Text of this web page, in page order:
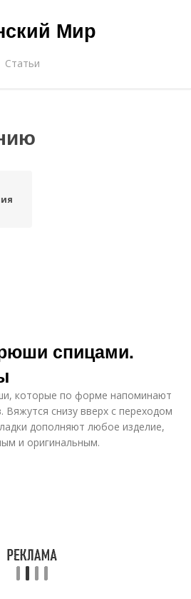
Мир
Статьи
спицами.
которые по форме напоминают
Вяжутся снизу вверх с переходом
дополняют любое изделие,
и оригинальным.